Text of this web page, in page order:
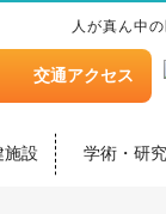
人が真ん中
交通アクセス
施設 学術・研